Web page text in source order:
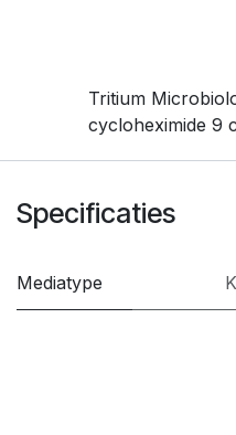
Tritium
cycloheximide 9
Specificaties
Mediatype